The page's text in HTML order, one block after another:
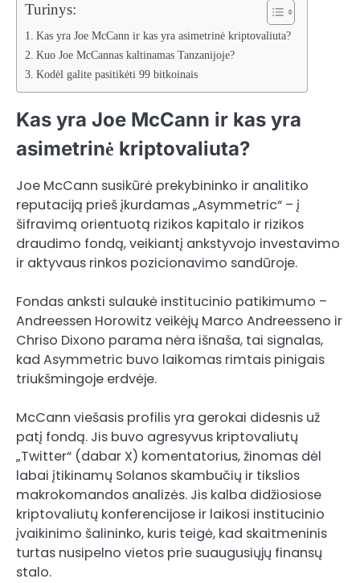
Turinys:
Kas yra Joe McCann ir kas yra asimetrinė kriptovaliuta?
Kuo Joe McCannas kaltinamas Tanzanijoje?
Kodėl galite pasitikėti 99 bitkoinais
Kas yra Joe McCann ir kas yra
asimetrinė kriptovaliuta?
Joe McCann susikūrė prekybininko ir analitiko
reputaciją prieš įkurdamas „Asymmetric“ – į
šifravimą orientuotą rizikos kapitalo ir rizikos
draudimo fondą, veikiantį ankstyvojo investavimo
ir aktyvaus rinkos pozicionavimo sandūroje.
Fondas anksti sulaukė institucinio patikimumo –
Andreessen Horowitz veikėjų Marco Andreesseno ir
Chriso Dixono parama nėra išnaša, tai signalas,
kad Asymmetric buvo laikomas rimtais pinigais
triukšmingoje erdvėje.
McCann viešasis profilis yra gerokai didesnis už
patį fondą. Jis buvo agresyvus kriptovaliutų
„Twitter“ (dabar X) komentatorius, žinomas dėl
labai įtikinamų Solanos skambučių ir tikslios
makrokomandos analizės. Jis kalba didžiosiose
kriptovaliutų konferencijose ir laikosi institucinio
įvaikinimo šalininko, kuris teigė, kad skaitmeninis
turtas nusipelno vietos prie suaugusiųjų finansų
stalo.